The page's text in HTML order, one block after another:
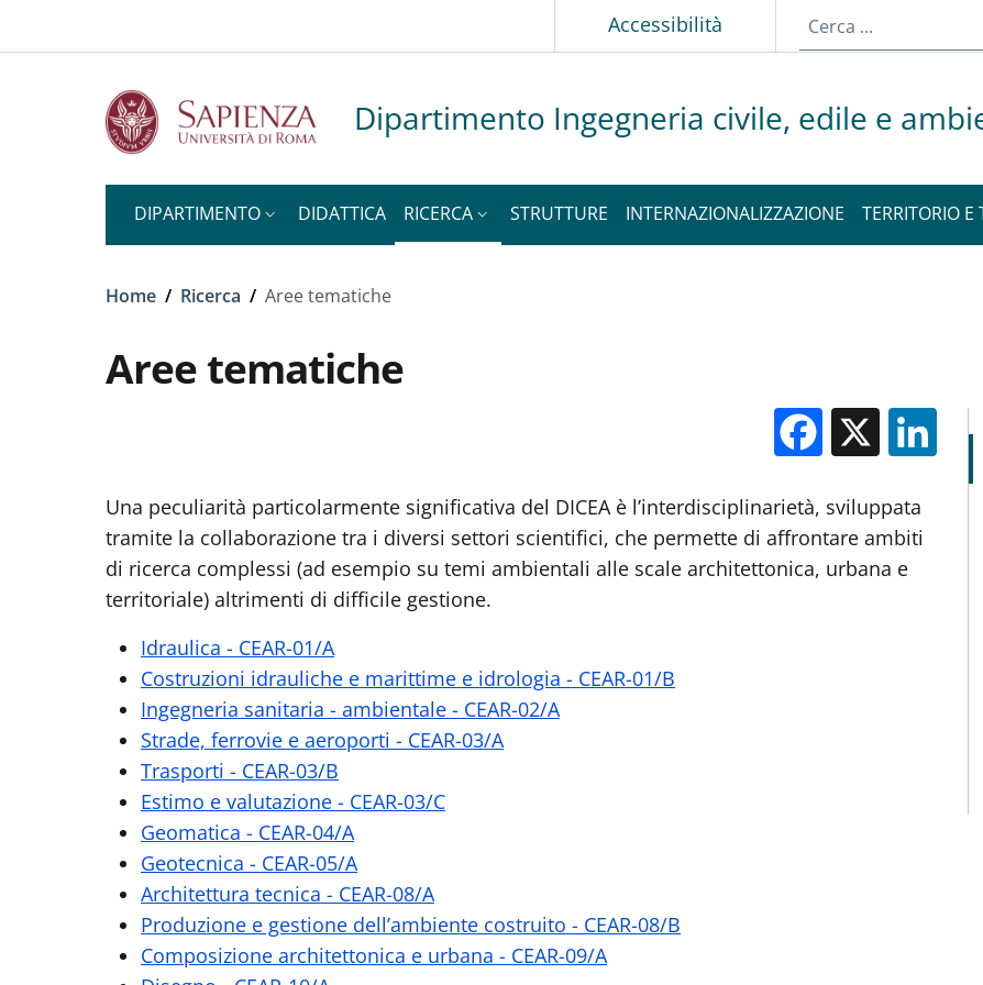
Accessibilità
Dipartimento Ingegneria civile, edile e
DIPARTIMENTO DIDATTICA RICERCA STRUTTURE INTERNAZIONALIZZAZIONE TERRITORIO E
Briciole di pane
Home / Ricerca / Aree tematiche
Aree tematiche
Facebook
X
Una peculiarità particolarmente significativa del DICEA è l’interdisciplinarietà, sviluppata
tramite la collaborazione tra i diversi settori scientifici, che permette di affrontare ambiti
di ricerca complessi (ad esempio su temi ambientali alle scale architettonica, urbana e
territoriale) altrimenti di difficile gestione.
Idraulica - CEAR-01/A
Costruzioni idrauliche e marittime e idrologia - CEAR-01/B
Ingegneria sanitaria - ambientale - CEAR-02/A
Strade, ferrovie e aeroporti - CEAR-03/A
Trasporti - CEAR-03/B
Estimo e valutazione - CEAR-03/C
Geomatica - CEAR-04/A
Geotecnica - CEAR-05/A
Architettura tecnica - CEAR-08/A
Produzione e gestione dell’ambiente costruito - CEAR-08/B
Composizione architettonica e urbana - CEAR-09/A